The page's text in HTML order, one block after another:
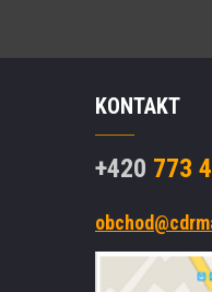
KONTAKT
+420 773